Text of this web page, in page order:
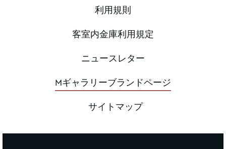
利用規則
客室内金庫利用規定
ニュースレター
Mギャラリーブランドページ
サイトマップ